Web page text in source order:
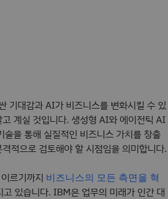
기대감과 AI가 비즈니스를 변화시킬 수 있
계실 것입니다. 생성형 AI와 에이전틱 AI
을 통해 실질적인 비즈니스 가치를 창출
적으로 검토해야 할 시점임을 의미합니다.
르기까지 비즈니스의 모든 측면을 혁
고 있습니다. IBM은 업무의 미래가 인간 대